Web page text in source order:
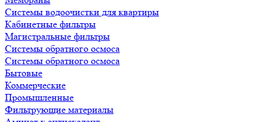
Системы водоочистки для квартиры
Кабинетные фильтры
Магистральные фильтры
Системы обратного осмоса
Системы обратного осмоса
Бытовые
Коммерческие
Промышленные
Фильтрующие материалы